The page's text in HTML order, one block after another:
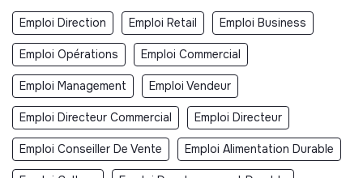
Emploi Direction Emploi Retail Emploi Business
Emploi Opérations Emploi Commercial
Emploi Management Emploi Vendeur
Emploi Directeur Commercial Emploi Directeur
Emploi Conseiller De Vente Emploi Alimentation Durable